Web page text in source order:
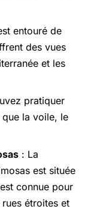
entouré de
des vues
et les
pratiquer
la voile, le
: La
est située
connue pour
étroites et